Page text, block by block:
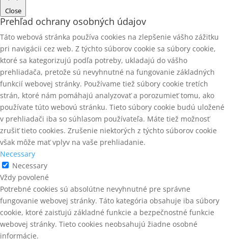
Close
Prehľad ochrany osobných údajov
Táto webová stránka používa cookies na zlepšenie vášho zážitku
pri navigácii cez web. Z týchto súborov cookie sa súbory cookie,
ktoré sa kategorizujú podľa potreby, ukladajú do vášho
prehliadača, pretože sú nevyhnutné na fungovanie základných
funkcií webovej stránky. Používame tiež súbory cookie tretích
strán, ktoré nám pomáhajú analyzovať a porozumieť tomu, ako
používate túto webovú stránku. Tieto súbory cookie budú uložené
v prehliadači iba so súhlasom používateľa. Máte tiež možnosť
zrušiť tieto cookies. Zrušenie niektorých z týchto súborov cookie
však môže mať vplyv na vaše prehliadanie.
Necessary
Necessary
Vždy povolené
Potrebné cookies sú absolútne nevyhnutné pre správne
fungovanie webovej stránky. Táto kategória obsahuje iba súbory
cookie, ktoré zaisťujú základné funkcie a bezpečnostné funkcie
webovej stránky. Tieto cookies neobsahujú žiadne osobné
informácie.